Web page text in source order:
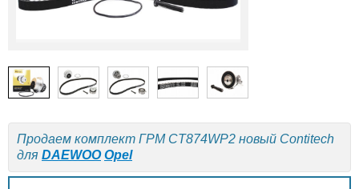
Продаем комплект ГРМ CT874WP2 новый Contitech
для DAEWOO Opel